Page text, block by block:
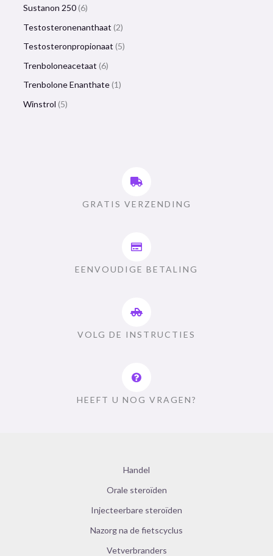
Sustanon 250 6
Testosteronenanthaat 2
Testosteronpropionaat 5
Trenboloneacetaat 6
Trenbolone Enanthate 1
Winstrol 5
GRATIS VERZENDING
EENVOUDIGE BETALING
VOLG DE INSTRUCTIES
HEEFT U NOG VRAGEN?
Handel
Orale steroïden
Injecteerbare steroïden
Nazorg na de fietscyclus
Vetverbranders